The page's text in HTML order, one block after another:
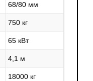
68/80 мм
750 кг
65 кВт
4,1 м
18000 кг